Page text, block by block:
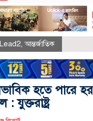
Lead2, আন্তর্জাতিক
হতে পারে
যুক্তরাষ্ট্র